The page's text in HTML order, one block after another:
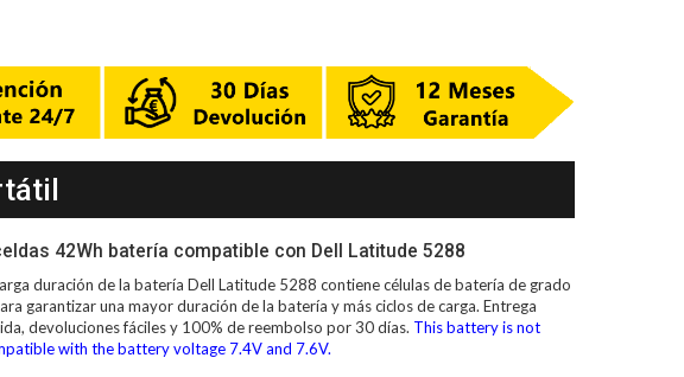
42Wh batería compatible con Dell Latitude 5288
duración de labatería Dell Latitude 5288 contiene células de batería de grado
garantizar una mayor duración de la batería y más ciclos de carga. Entrega
devoluciones fáciles y 100% de reembolso por 30 días. This battery is not
with the battery voltage 7.4V and 7.6V.